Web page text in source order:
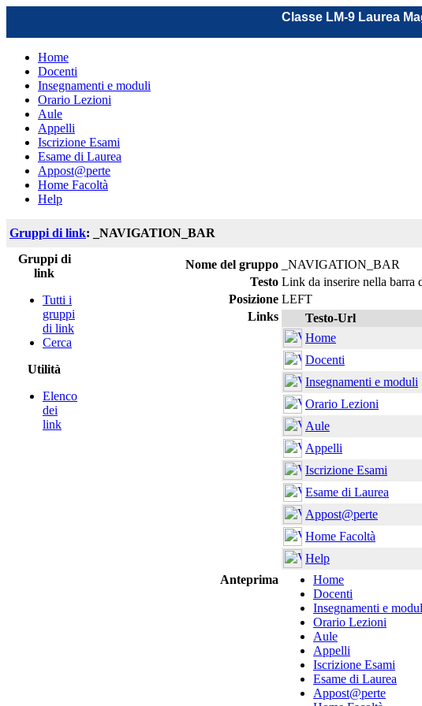
Classe LM-9 Laurea
Home
Docenti
Insegnamenti e moduli
Orario Lezioni
Aule
Appelli
Iscrizione Esami
Esame di Laurea
Appost@perte
Home Facoltà
Help
Gruppi di link: _NAVIGATION_BAR
Gruppi di
link
Tutti i
gruppi
di link
Cerca
Utilità
Elenco
dei
link
Nome del gruppo
_NAVIGATION_BAR
Testo Link da inserire nella barra
Posizione LEFT
Links
Testo-Url
Home
Docenti
Insegnamenti e moduli
Orario Lezioni
Aule
Appelli
Iscrizione Esami
Esame di Laurea
Appost@perte
Home Facoltà
Help
Anteprima
Home
Docenti
Insegnamenti e
Orario Lezioni
Aule
Appelli
Iscrizione Esami
Esame di Laurea
Appost@perte